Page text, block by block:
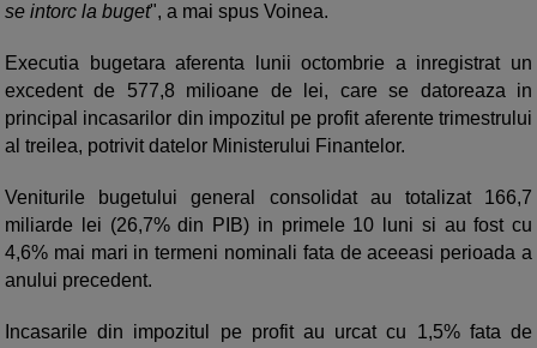
se intorc la buget", a mai spus Voinea.
Executia bugetara aferenta lunii octombrie a inregistrat un
excedent de 577,8 milioane de lei, care se datoreaza in
principal incasarilor din impozitul pe profit aferente trimestrului
al treilea, potrivit datelor Ministerului Finantelor.
Veniturile bugetului general consolidat au totalizat 166,7
miliarde lei (26,7% din PIB) in primele 10 luni si au fost cu
4,6% mai mari in termeni nominali fata de aceeasi perioada a
anului precedent.
Incasarile din impozitul pe profit au urcat cu 1,5% fata de